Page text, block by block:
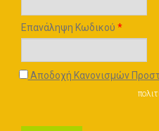
Επανάληψη Κωδικού *
Αποδοχή Κανονισμών